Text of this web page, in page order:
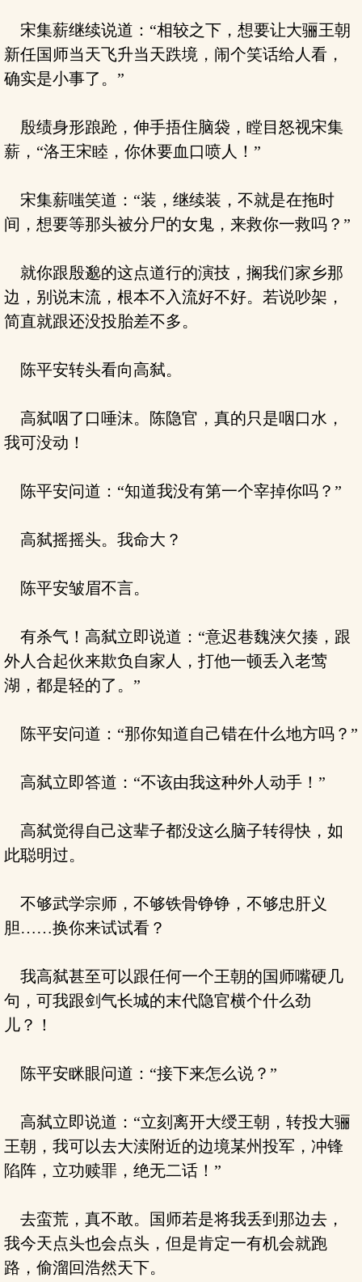
宋集薪继续说道：“相较之下，想要让大骊王朝
新任国师当天飞升当天跌境，闹个笑话给人看，
确实是小事了。”
殷绩身形踉跄，伸手捂住脑袋，瞠目怒视宋集
薪，“洛王宋睦，你休要血口喷人！”
宋集薪嗤笑道：“装，继续装，不就是在拖时
间，想要等那头被分尸的女鬼，来救你一救吗？”
就你跟殷邈的这点道行的演技，搁我们家乡那
边，别说末流，根本不入流好不好。若说吵架，
简直就跟还没投胎差不多。
陈平安转头看向高弑。
高弑咽了口唾沫。陈隐官，真的只是咽口水，
我可没动！
陈平安问道：“知道我没有第一个宰掉你吗？”
高弑摇摇头。我命大？
陈平安皱眉不言。
有杀气！高弑立即说道：“意迟巷魏浃欠揍，跟
外人合起伙来欺负自家人，打他一顿丢入老莺
湖，都是轻的了。”
陈平安问道：“那你知道自己错在什么地方吗？”
高弑立即答道：“不该由我这种外人动手！”
高弑觉得自己这辈子都没这么脑子转得快，如
此聪明过。
不够武学宗师，不够铁骨铮铮，不够忠肝义
胆……换你来试试看？
我高弑甚至可以跟任何一个王朝的国师嘴硬几
句，可我跟剑气长城的末代隐官横个什么劲
儿？！
陈平安眯眼问道：“接下来怎么说？”
高弑立即说道：“立刻离开大绶王朝，转投大骊
王朝，我可以去大渎附近的边境某州投军，冲锋
陷阵，立功赎罪，绝无二话！”
去蛮荒，真不敢。国师若是将我丢到那边去，
我今天点头也会点头，但是肯定一有机会就跑
路，偷溜回浩然天下。